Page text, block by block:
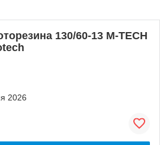
130/60-13 M-TECH
2026